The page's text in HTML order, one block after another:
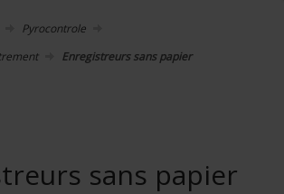
Pyrocontrole
Enregistreurs sans papier
sans papier